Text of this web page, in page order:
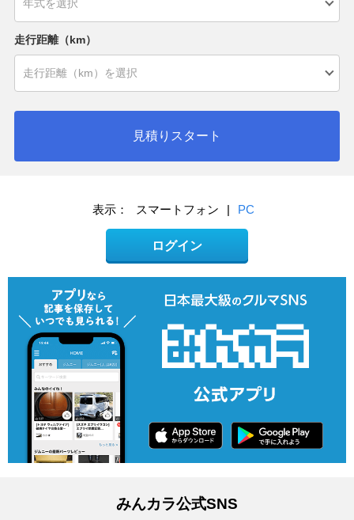
走行距離（km）
見積りスタート
表示： スマートフォン | PC
ログイン
みんカラ公式SNS